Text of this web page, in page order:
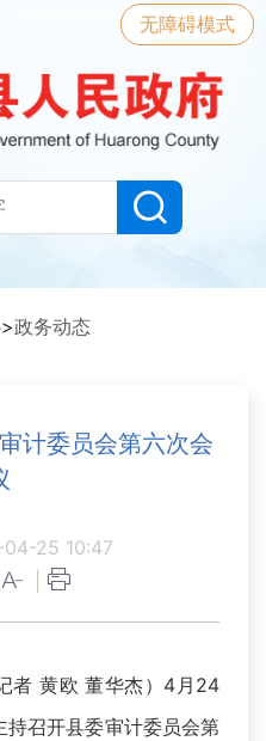
无障碍模式
>政务动态
计委员会第六次会
25 10:47
黄欧 董华杰）4月24
持召开县委审计委员会第